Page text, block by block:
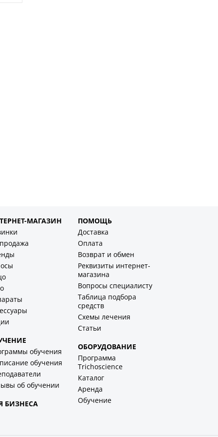
МАГАЗИН
обучения
обучения
об обучении
БИЗНЕСА
ПОМОЩЬ
Доставка
Оплата
Возврат и обмен
Реквизиты интернет-
магазина
Вопросы специалисту
Таблица подбора
средств
Схемы лечения
Статьи
ОБОРУДОВАНИЕ
Программа
Trichoscience
Каталог
Аренда
Обучение